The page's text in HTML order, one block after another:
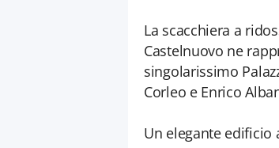
La scacchiera a
Castelnuovo ne
singolarissimo
Corleo e Enrico
Un elegante